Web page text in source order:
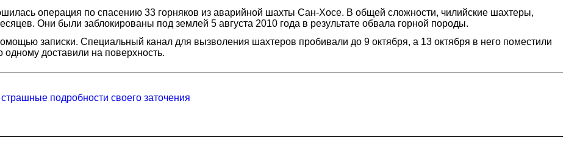
операция по спасению 33 горняков из аварийной шахты Сан-Хосе. В общей сложности, чилийские шахтеры,
Они были заблокированы под землей 5 августа 2010 года в результате обвала горной породы.
записки. Специальный канал для вызволения шахтеров пробивали до 9 октября, а 13 октября в него поместили
одному доставили на поверхность.
подробности своего заточения